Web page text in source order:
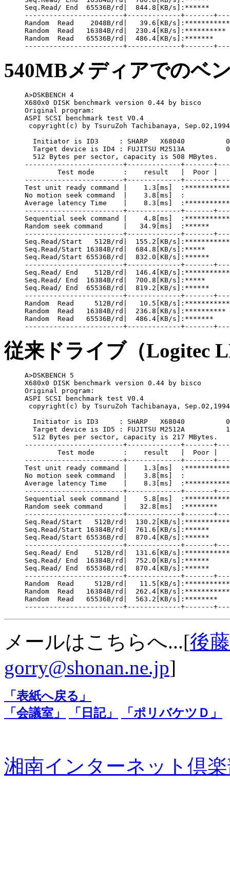
Seq.Read/ End  65536B/rd|  844.8[KB/s]:******
------------------------+-------------+-------
Random  Read    2048B/rd|   39.6[KB/
Random  Read   16384B/rd|  230.4[KB/s]:**********
Random  Read   65536B/rd|  486.4[KB/s]:*******
540MBメディアでのベ
A>DSKBENCH 4
X680x0 DISK benchmark version 0.44 by bisco
Original program:
ASPI SCSI benchmark test V0.4
copyright(c) by TsuruZoh Tachibanaya, Sep.02,1994
Initiator is ID3     : SHARP   X68040
Target device is ID4 : FUJITSU M2513A
  512 Bytes per sector, capacity is 508 MBytes.
------------------------+-------------+-------
Test mode       :    result   |  Poor |
------------------------+-------------+-------
Test unit ready command |    1.3[ms]
No motion seek command  |    3.8[ms]  :
Average latency Time    |    8.3[ms]
------------------------+-------------+-------
Sequential seek command |    4.8[ms]
Random seek command     |   34.9[ms]  :******
------------------------+-------------+-------
Seq.Read/Start   512B/rd|  155.2[KB/
Seq.Read/Start 16384B/rd|  684.8[KB/s]:*****
Seq.Read/Start 65536B/rd|  832.0[KB/s]:******
------------------------+-------------+-------
Seq.Read/ End    512B/rd|  146.4[KB/
Seq.Read/ End  16384B/rd|  700.8[KB/s]:*****
Seq.Read/ End  65536B/rd|  819.2[KB/s]:******
------------------------+-------------+-------
Random  Read     512B/rd|   10.5[KB/s]:***********
Random  Read   16384B/rd|  236.8[KB/s]:**********
Random  Read   65536B/rd|  486.4[KB/s]:*******
従来ドライブ（Logitec
A>DSKBENCH 5
X680x0 DISK benchmark version 0.44 by bisco
Original program:
ASPI SCSI benchmark test V0.4
copyright(c) by TsuruZoh Tachibanaya, Sep.02,1994
Initiator is ID3     : SHARP   X68040
Target device is ID5 : FUJITSU M2512A
  512 Bytes per sector, capacity is 217 MBytes.
------------------------+-------------+-------
Test mode       :    result   |  Poor |
------------------------+-------------+-------
Test unit ready command |    1.3[ms]
No motion seek command  |    3.8[ms]  :
Average latency Time    |    8.3[ms]
------------------------+-------------+-------
Sequential seek command |    5.8[ms]
Random seek command     |   32.8[ms]  :********
------------------------+-------------+-------
Seq.Read/Start   512B/rd|  130.2[KB/s]:***********
Seq.Read/Start 16384B/rd|  761.6[KB/s]:******
Seq.Read/Start 65536B/rd|  870.4[KB/s]:******
------------------------+-------------+-------
Seq.Read/ End    512B/rd|  131.6[KB/s]:***********
Seq.Read/ End  16384B/rd|  752.0[KB/s]:******
Seq.Read/ End  65536B/rd|  870.4[KB/s]:******
------------------------+-------------+-------
Random  Read     512B/rd|   11.5[KB/
Random  Read   16384B/rd|  262.4[KB/s]:***********
Random  Read   65536B/rd|  563.2[KB/s]:********
メールはこちらへ...[後
gorry@shonan.ne.jp]
「表紙へ戻る」
「会議室」
「日記」 「ポリバケツＤ」
湘南インターネット倶